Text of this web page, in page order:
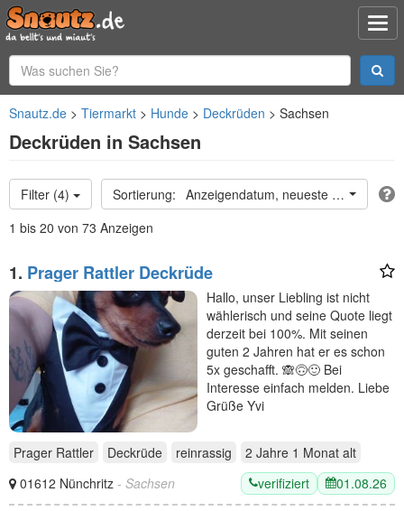
Snautz.de Tiermarkt Hunde Deckrüden Sachsen
Deckrüden in Sachsen
Filter (4)
Anzeigendatum, neueste oben
1 bis 20 von 73 Anzeigen
1. Prager Rattler Deckrüde
Hallo, unser Liebling ist nicht
wählerisch und seine Quote liegt
derzeit bei 100%. Mit seinen
guten 2 Jahren hat er es schon
5x geschafft. 🙈🙃🙂 Bei
Interesse einfach melden. Liebe
Grüße Yvi
Prager Rattler Deckrüde reinrassig 2 Jahre 1 Monat alt
01612 Nünchritz - Sachsen verifiziert 01.08.26